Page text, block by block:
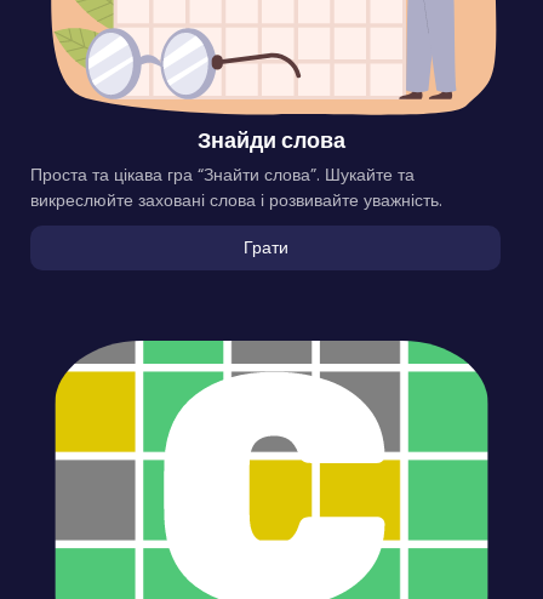
Знайди слова
Проста та цікава гра “Знайти слова”. Шукайте та
викреслюйте заховані слова і розвивайте уважність.
Грати